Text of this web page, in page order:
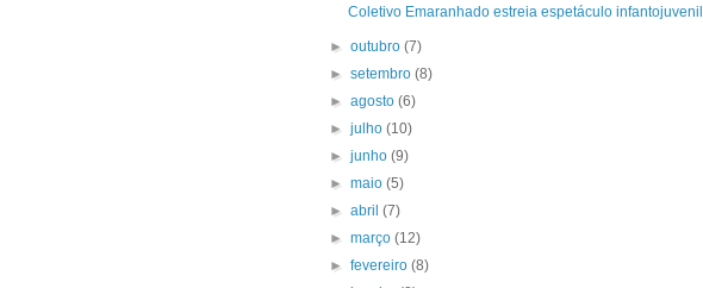
Coletivo Emaranhado estreia espetáculo infantojuvenil
►outubro(7)
►setembro(8)
►agosto(6)
►julho(10)
►junho(9)
►maio(5)
►abril(7)
►março(12)
►fevereiro(8)